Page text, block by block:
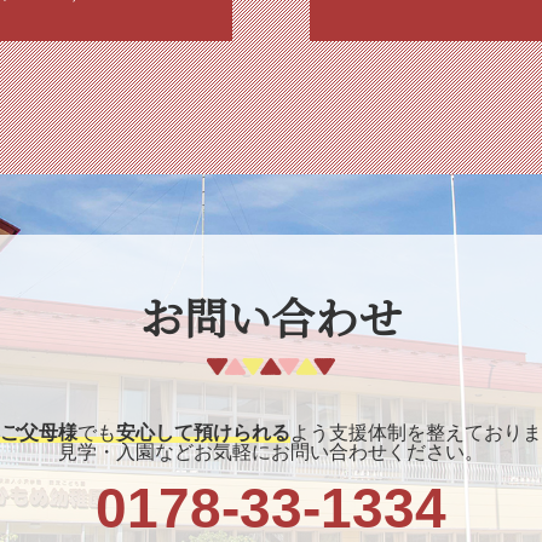
お問い合わせ
父母様でも安心して預けられるよう支援体制を整えており
見学・入園などお気軽にお問い合わせください。
0178-33-1334